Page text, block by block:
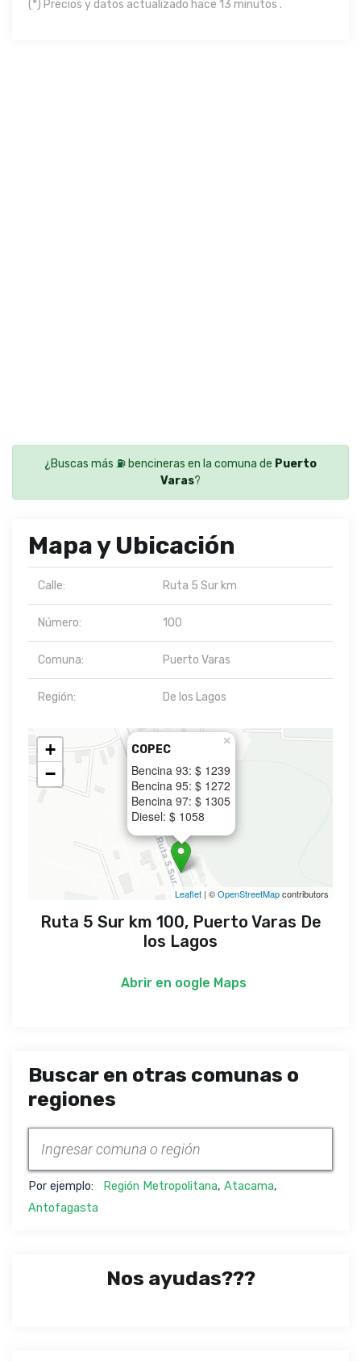
(*) Precios y datos actualizado hace 13 minutos .
¿Buscas más ⛽ bencineras en la comuna de Puerto
Varas?
Mapa y Ubicación
Calle: Ruta 5 Sur km
Número: 100
Comuna: Puerto Varas
Región: De los Lagos
COPEC
Bencina 93: $ 1239
Bencina 95: $ 1272
Bencina 97: $ 1305
Diesel: $ 1058
×
+
−
Leaflet | ©OpenStreetMapcontributors
Ruta 5 Sur km 100, Puerto Varas De
los Lagos
Abrir en oogle Maps
Buscar en otras comunas o
regiones
Por ejemplo: Región Metropolitana, Atacama,
Antofagasta
Nos ayudas???